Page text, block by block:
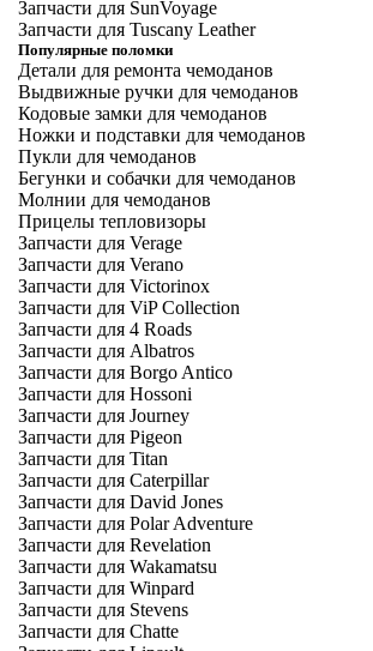
Запчасти для SunVoyage
Запчасти для Tuscany Leather
Популярные поломки
Детали для ремонта чемоданов
Выдвижные ручки для чемоданов
Кодовые замки для чемоданов
Ножки и подставки для чемоданов
Пукли для чемоданов
Бегунки и собачки для чемоданов
Молнии для чемоданов
Прицелы тепловизоры
Запчасти для Verage
Запчасти для Verano
Запчасти для Victorinox
Запчасти для ViP Collection
Запчасти для 4 Roads
Запчасти для Albatros
Запчасти для Borgo Antico
Запчасти для Hossoni
Запчасти для Journey
Запчасти для Pigeon
Запчасти для Titan
Запчасти для Caterpillar
Запчасти для David Jones
Запчасти для Polar Adventure
Запчасти для Revelation
Запчасти для Wakamatsu
Запчасти для Winpard
Запчасти для Stevens
Запчасти для Chatte